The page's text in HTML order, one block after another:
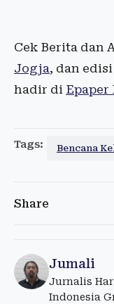
Cek Berita dan
Jogja, dan
hadir di
Tags: Bencana
Share
Jumali
Jurnalis
Indonesia